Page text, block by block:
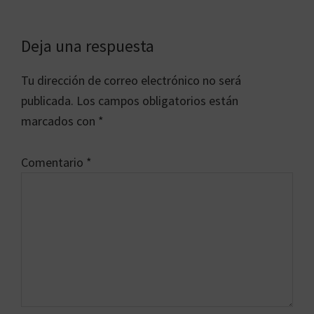
Interacciones
con
los
lectores
Deja una respuesta
Tu dirección de correo electrónico no será
publicada. Los campos obligatorios están
marcados con *
Comentario *